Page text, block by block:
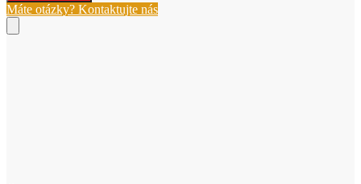
Máte otázky? Kontaktujte nás